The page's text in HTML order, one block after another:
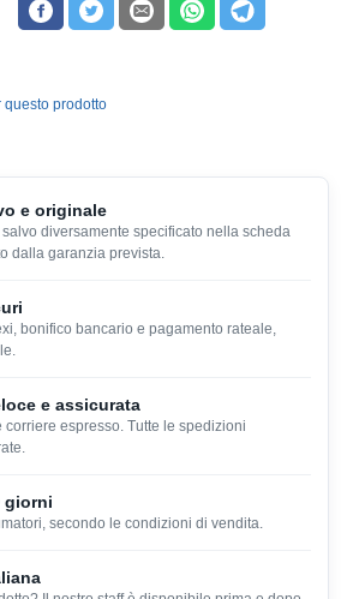
questo prodotto
e originale
diversamente specificato nella scheda
dalla garanzia prevista.
bonifico bancario e pagamento rateale,
e assicurata
corriere espresso. Tutte le spedizioni
giorni
secondo le condizioni di vendita.